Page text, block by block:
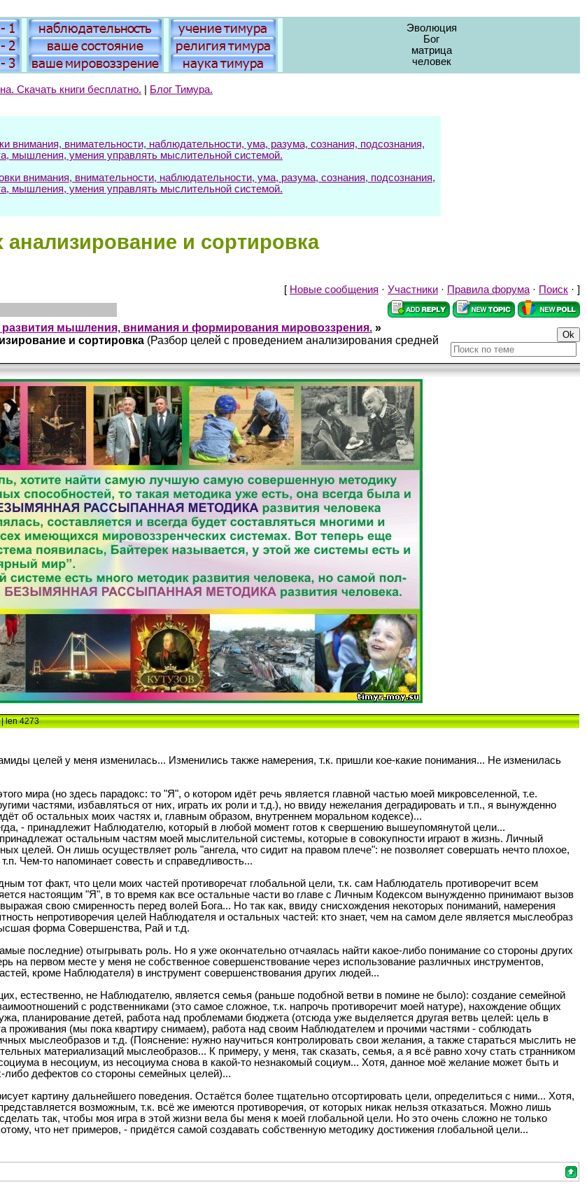
Эволюция
Бог
матрица
человек
Скачать книги бесплатно. Блог Тимура.
внимания, внимательности, наблюдательности, ума, разума, сознания, подсознания,
мышления, умения управлять мыслительной системой.
внимания, внимательности, наблюдательности, ума, разума, сознания, подсознания,
мышления, умения управлять мыслительной системой.
анализирование и сортировка
[ Новые сообщения · Участники · Правила форума · Поиск · ]
мышления, внимания и формирования мировоззрения. »
и сортировка (Разбор целей с проведением анализирования средней
len 4273
целей у меня изменилась... Изменились также намерения, т.к. пришли кое-какие понимания... Не изменилась
мира (но здесь парадокс: то "Я", о котором идёт речь является главной частью моей микровселенной, т.е.
частями, избавляться от них, играть их роли и т.д.), но ввиду нежелания деградировать и т.п., я вынужденно
об остальных моих частях и, главным образом, внутреннем моральном кодексе)...
- принадлежит Наблюдателю, который в любой момент готов к свершению вышеупомянутой цели...
остальным частям моей мыслительной системы, которые в совокупности играют в жизнь. Личный
целей. Он лишь осуществляет роль "ангела, что сидит на правом плече": не позволяет совершать нечто плохое,
Чем-то напоминает совесть и справедливость...
тот факт, что цели моих частей противоречат глобальной цели, т.к. сам Наблюдатель противоречит всем
настоящим "Я", в то время как все остальные части во главе с Личным Кодексом вынужденно принимают вызов
свою смиренность перед волей Бога... Но так как, ввиду снисхождения некоторых пониманий, намерения
непротиворечия целей Наблюдателя и остальных частей: кто знает, чем на самом деле является мыслеобраз
форма Совершенства, Рай и т.д.
последние) отыгрывать роль. Но я уже окончательно отчаялась найти какое-либо понимание со стороны других
на первом месте у меня не собственное совершенствование через использование различных инструментов,
кроме Наблюдателя) в инструмент совершенствования других людей...
естественно, не Наблюдателю, является семья (раньше подобной ветви в помине не было): создание семейной
с родственниками (это самое сложное, т.к. напрочь противоречит моей натуре), нахождение общих
планирование детей, работа над проблемами бюджета (отсюда уже выделяется другая ветвь целей: цель в
проживания (мы пока квартиру снимаем), работа над своим Наблюдателем и прочими частями - соблюдать
мыслеобразов и т.д. (Пояснение: нужно научиться контролировать свои желания, а также стараться мыслить не
материализаций мыслеобразов... К примеру, у меня, так сказать, семья, а я всё равно хочу стать странником
в несоциум, из несоциума снова в какой-то незнакомый социум... Хотя, данное моё желание может быть и
дефектов со стороны семейных целей)...
картину дальнейшего поведения. Остаётся более тщательно отсортировать цели, определиться с ними... Хотя,
возможным, т.к. всё же имеются противоречия, от которых никак нельзя отказаться. Можно лишь
так, чтобы моя игра в этой жизни вела бы меня к моей глобальной цели. Но это очень сложно не только
что нет примеров, - придётся самой создавать собственную методику достижения глобальной цели...